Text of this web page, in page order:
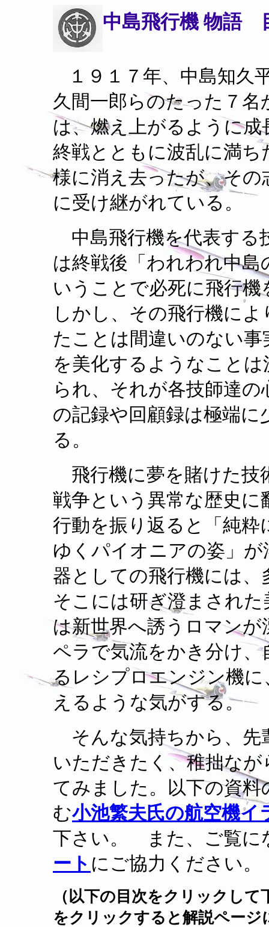
中島飛行機 物語
１９１７年、中島知久
久間一郎らのたった７
は、燃え上がるように
終戦とともに波乱に満
様に消え去ったが、そ
に受け継がれている。
中島飛行機を代表する
は終戦後「われわれ中
いうことで必死に飛行
しかし、その飛行機に
たことは間違いのない
を美化するようなこと
られ、それが各技師達
の記録や回顧録は極端
る。
飛行機に夢を賭けた技
戦争という異常な歴史
行動を振り返ると「純
ゆくパイオニアの姿」
器としての飛行機には
そこには研ぎ澄まされ
は新世界へ誘うロマン
ペラで気流をかき分け
るレシプロエンジン機
えるような気がする。
そんな気持ちから、先
いただきたく、稚拙な
てみました。以下の資
む小池繁夫氏の航空機イ
下さい。 また、ご覧に
ート にご協力ください
（以下の目次をクリックし
をクリックすると解説ペー